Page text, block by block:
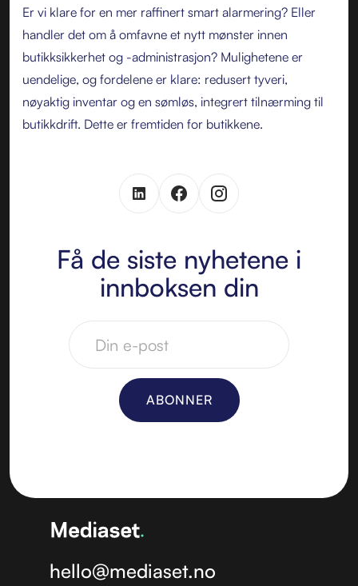
Er vi klare for en mer raffinert smart alarmering? Eller
handler det om å omfavne et nytt mønster innen
butikksikkerhet og -administrasjon? Mulighetene er
uendelige, og fordelene er klare: redusert tyveri,
nøyaktig inventar og en sømløs, integrert tilnærming til
butikkdrift. Dette er fremtiden for butikkene.
Få de siste nyhetene i
innboksen din
hello@mediaset.no